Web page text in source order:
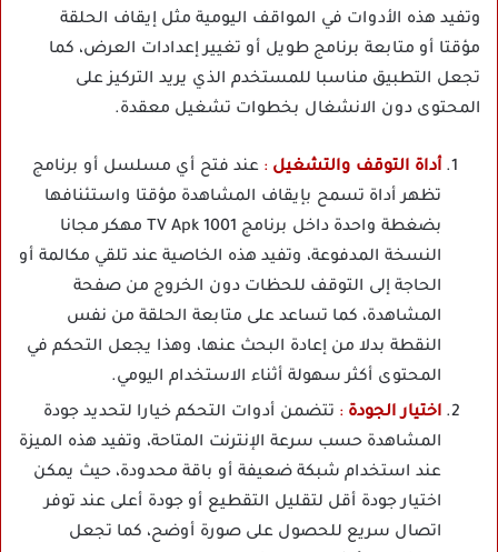
وتفيد هذه الأدوات في المواقف اليومية مثل إيقاف الحلقة
مؤقتا أو متابعة برنامج طويل أو تغيير إعدادات العرض، كما
تجعل التطبيق مناسبا للمستخدم الذي يريد التركيز على
المحتوى دون الانشغال بخطوات تشغيل معقدة.
أداة التوقف والتشغيل : عند فتح أي مسلسل أو برنامج
تظهر أداة تسمح بإيقاف المشاهدة مؤقتا واستئنافها
بضغطة واحدة داخل برنامج 1001 TV Apk مهكر مجانا
النسخة المدفوعة، وتفيد هذه الخاصية عند تلقي مكالمة أو
الحاجة إلى التوقف للحظات دون الخروج من صفحة
المشاهدة، كما تساعد على متابعة الحلقة من نفس
النقطة بدلا من إعادة البحث عنها، وهذا يجعل التحكم في
المحتوى أكثر سهولة أثناء الاستخدام اليومي.
اختيار الجودة : تتضمن أدوات التحكم خيارا لتحديد جودة
المشاهدة حسب سرعة الإنترنت المتاحة، وتفيد هذه الميزة
عند استخدام شبكة ضعيفة أو باقة محدودة، حيث يمكن
اختيار جودة أقل لتقليل التقطيع أو جودة أعلى عند توفر
اتصال سريع للحصول على صورة أوضح، كما تجعل